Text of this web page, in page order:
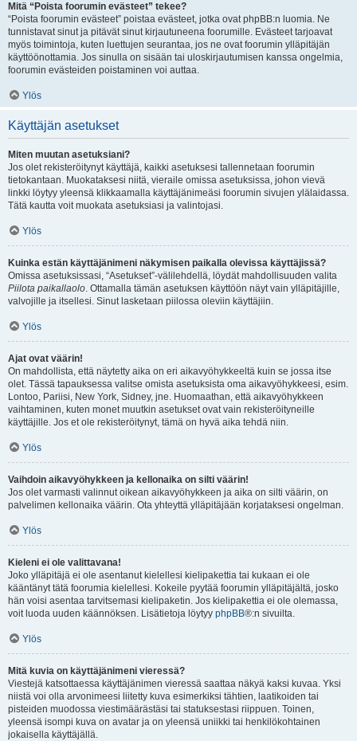
Mitä “Poista foorumin evästeet” tekee?
“Poista foorumin evästeet” poistaa evästeet, jotka ovat phpBB:n luomia. Ne
tunnistavat sinut ja pitävät sinut kirjautuneena foorumille. Evästeet tarjoavat
myös toimintoja, kuten luettujen seurantaa, jos ne ovat foorumin ylläpitäjän
käyttöönottamia. Jos sinulla on sisään tai uloskirjautumisen kanssa ongelmia,
foorumin evästeiden poistaminen voi auttaa.
Ylös
Käyttäjän asetukset
Miten muutan asetuksiani?
Jos olet rekisteröitynyt käyttäjä, kaikki asetuksesi tallennetaan foorumin
tietokantaan. Muokataksesi niitä, vieraile omissa asetuksissa, johon vievä
linkki löytyy yleensä klikkaamalla käyttäjänimeäsi foorumin sivujen ylälaidassa.
Tätä kautta voit muokata asetuksiasi ja valintojasi.
Ylös
Kuinka estän käyttäjänimeni näkymisen paikalla olevissa käyttäjissä?
Omissa asetuksissasi, “Asetukset”-välilehdellä, löydät mahdollisuuden valita
Piilota paikallaolo. Ottamalla tämän asetuksen käyttöön näyt vain ylläpitäjille,
valvojille ja itsellesi. Sinut lasketaan piilossa oleviin käyttäjiin.
Ylös
Ajat ovat väärin!
On mahdollista, että näytetty aika on eri aikavyöhykkeeltä kuin se jossa itse
olet. Tässä tapauksessa valitse omista asetuksista oma aikavyöhykkeesi, esim.
Lontoo, Pariisi, New York, Sidney, jne. Huomaathan, että aikavyöhykkeen
vaihtaminen, kuten monet muutkin asetukset ovat vain rekisteröityneille
käyttäjille. Jos et ole rekisteröitynyt, tämä on hyvä aika tehdä niin.
Ylös
Vaihdoin aikavyöhykkeen ja kellonaika on silti väärin!
Jos olet varmasti valinnut oikean aikavyöhykkeen ja aika on silti väärin, on
palvelimen kellonaika väärin. Ota yhteyttä ylläpitäjään korjataksesi ongelman.
Ylös
Kieleni ei ole valittavana!
Joko ylläpitäjä ei ole asentanut kielellesi kielipakettia tai kukaan ei ole
kääntänyt tätä foorumia kielellesi. Kokeile pyytää foorumin ylläpitäjältä, josko
hän voisi asentaa tarvitsemasi kielipaketin. Jos kielipakettia ei ole olemassa,
voit luoda uuden käännöksen. Lisätietoja löytyy phpBB®:n sivuilta.
Ylös
Mitä kuvia on käyttäjänimeni vieressä?
Viestejä katsottaessa käyttäjänimen vieressä saattaa näkyä kaksi kuvaa. Yksi
niistä voi olla arvonimeesi liitetty kuva esimerkiksi tähtien, laatikoiden tai
pisteiden muodossa viestimäärästäsi tai statuksestasi riippuen. Toinen,
yleensä isompi kuva on avatar ja on yleensä uniikki tai henkilökohtainen
jokaisella käyttäjällä.